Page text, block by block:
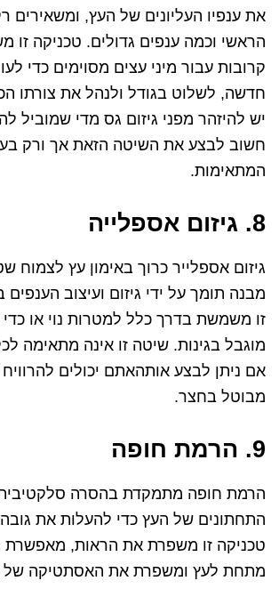
את ענפיו העליונים של העץ, ומשאירים
הראשי וכמה ענפים גדולים. טכניקה זו
קרובות עבור מיני עצים מסוימים כדי
חדשה, לשלוט בגודל ולנהל את צורתו
יש להיזהר מפני גיזום גס מדי שמוביל
חשוב לבצע את השיטה הזאת אך ורק
המתאימות.
8. גיזום אספלייה
גיזום אספלייר כרוך באימון עץ לצמוח
מבנה תומך על ידי גיזום ועיצוב
זו משמשת בדרך כלל למטרות נוי או
מוגבל בגינות. שיטה זו אינה מתאימה
אם ניתן לבצע אותהאתם יכולים
מבוטל בחצר.
9. הרמת חופה
הרמת חופה מתמקדת בהסרה
התחתונים של העץ כדי להעלות את
טכניקה זו משפרת את הראות, מאפשרת
מתחת לעץ ומשפרת את האסתטיקה של